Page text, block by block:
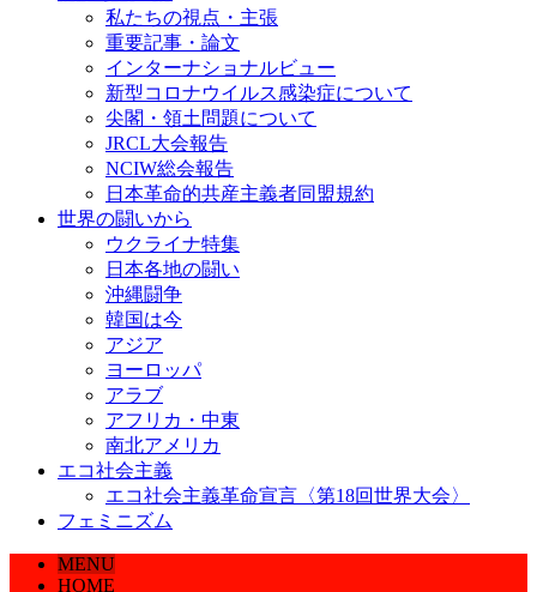
私たちの視点・主張
重要記事・論文
インターナショナルビュー
新型コロナウイルス感染症について
尖閣・領土問題について
JRCL大会報告
NCIW総会報告
日本革命的共産主義者同盟規約
世界の闘いから
ウクライナ特集
日本各地の闘い
沖縄闘争
韓国は今
アジア
ヨーロッパ
アラブ
アフリカ・中東
南北アメリカ
エコ社会主義
エコ社会主義革命宣言〈第18回世界大会〉
フェミニズム
MENU
HOME